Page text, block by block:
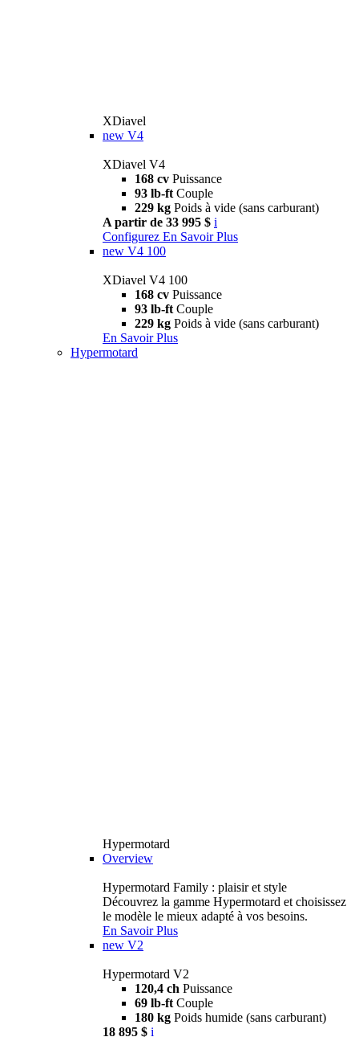
XDiavel
new V4
XDiavel V4
168 cv Puissance
93 lb-ft Couple
229 kg Poids à vide (sans carburant)
A partir de 33 995 $ i
Configurez En Savoir Plus
new V4 100
XDiavel V4 100
168 cv Puissance
93 lb-ft Couple
229 kg Poids à vide (sans carburant)
En Savoir Plus
Hypermotard
Hypermotard
Overview
Hypermotard Family : plaisir et style
Découvrez la gamme Hypermotard et choisissez
le modèle le mieux adapté à vos besoins.
En Savoir Plus
new V2
Hypermotard V2
120,4 ch Puissance
69 lb-ft Couple
180 kg Poids humide (sans carburant)
18 895 $ i